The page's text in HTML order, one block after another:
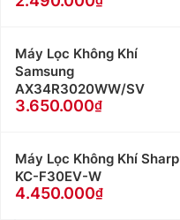
Máy Lọc Không Khí
Samsung
AX34R3020WW/SV
3.650.000
Máy Lọc Không Khí Sharp
KC-F30EV-W
4.450.000